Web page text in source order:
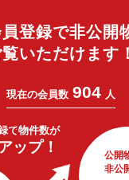
登録で非公開
いただけます！
現在の会員数 904 人
で物件数が
ップ！
公開
非公